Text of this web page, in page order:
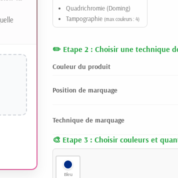
Quadrichromie (Doming)
Tampographie (max couleurs : 4)
Etape 2 : Choisir une technique
Couleur du produit
Position de marquage
Technique de marquage
Etape 3 : Choisir couleurs et
Bleu